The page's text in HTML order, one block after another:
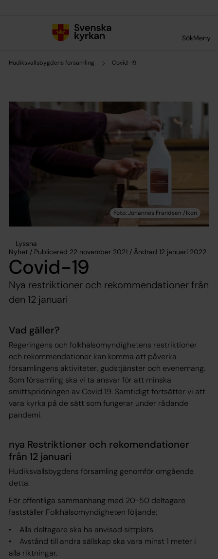
SökMeny
Hudiksvallsbygdens församling Covid-19
Lyssna
Nyhet / Publicerad 22 november 2021 / Ändrad 12 januari 2022
Covid-19
Nya restriktioner och rekommendationer från
den 12 januari
Vad gäller?
Regeringens och folkhälsomyndighetens restriktioner
och rekommendationer kan komma att påverka
församlingens aktiviteter, gudstjänster och evenemang.
Som församling ska vi ta ansvar för att minska
smittspridningen av Covid 19. Samtidigt fortsätter vi att
vara kyrka på de sätt som fungerar under rådande
pandemi.
nya Restriktioner och rekomendationer
från 12 januari
Hudiksvallsbygdens församling genomför omgående
detta:
För offentliga sammanhang med 20-50 deltagare
fastställer Folkhälsomyndigheten följande:
• Alla deltagare ska ha anvisad sittplats.
• Avstånd till andra sällskap ska vara minst 1 meter i
alla riktningar.